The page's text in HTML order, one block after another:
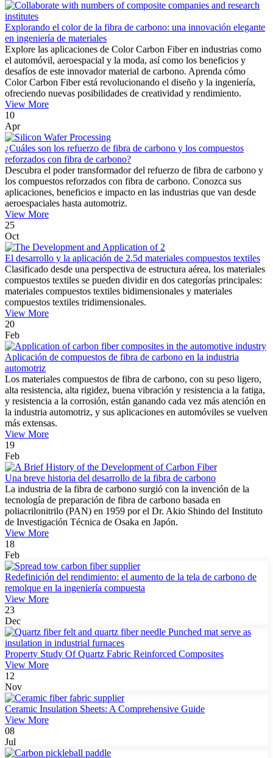
Explorando el color de la fibra de carbono: una innovación elegante
en ingeniería de materiales
Explore las aplicaciones de Color Carbon Fiber en industrias como
el automóvil, aeroespacial y la moda, así como los beneficios y
desafíos de este innovador material de carbono. Aprenda cómo
Color Carbon Fiber está revolucionando el diseño y la ingeniería,
ofreciendo nuevas posibilidades de creatividad y rendimiento.
View More
10
Apr
¿Cuáles son los refuerzo de fibra de carbono y los compuestos
reforzados con fibra de carbono?
Descubra el poder transformador del refuerzo de fibra de carbono y
los compuestos reforzados con fibra de carbono. Conozca sus
aplicaciones, beneficios e impacto en las industrias que van desde
aeroespaciales hasta automotriz.
View More
25
Oct
El desarrollo y la aplicación de 2.5d materiales compuestos textiles
Clasificado desde una perspectiva de estructura aérea, los materiales
compuestos textiles se pueden dividir en dos categorías principales:
materiales compuestos textiles bidimensionales y materiales
compuestos textiles tridimensionales.
View More
20
Feb
Aplicación de compuestos de fibra de carbono en la industria
automotriz
Los materiales compuestos de fibra de carbono, con su peso ligero,
alta resistencia, alta rigidez, buena vibración y resistencia a la fatiga,
y resistencia a la corrosión, están ganando cada vez más atención en
la industria automotriz, y sus aplicaciones en automóviles se vuelven
más extensas.
View More
19
Feb
Una breve historia del desarrollo de la fibra de carbono
La industria de la fibra de carbono surgió con la invención de la
tecnología de preparación de fibra de carbono basada en
poliacrilonitrilo (PAN) en 1959 por el Dr. Akio Shindo del Instituto
de Investigación Técnica de Osaka en Japón.
View More
18
Feb
Redefinición del rendimiento: el aumento de la tela de carbono de
remolque en la ingeniería compuesta
View More
23
Dec
Property Study Of Quartz Fabric Reinforced Composites
View More
12
Nov
Ceramic Insulation Sheets: A Comprehensive Guide
View More
08
Jul